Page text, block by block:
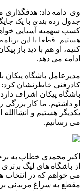
وی ادامه داد: هدفگذاری
جدول رده بندی با یک
کسب سهمیه آسیایی
هستیم. قطعا با این
کنیم، او هم با دید باز
ادامه می دهد.
مدیرعامل باشگاه پیکان
کادرفنی خاطرنشان کرد:
باشگاه پیکان اشراف
او داشتیم. ما کار بزرگی
یکدیگر هستیم و انشاالله
می رسانیم.
اکبر محمدی خطاب به
از باشگاه های لیگ برتری
می خواهم که در انتخاب
مقطع به سراغ مربیانی